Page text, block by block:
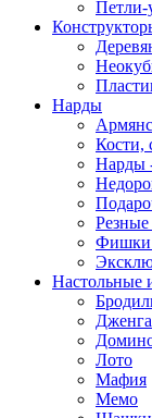
Петли-
Нарды
Кости,
Нарды
Фишки
Настольные
Дженга
Лото
Мафия
Мемо